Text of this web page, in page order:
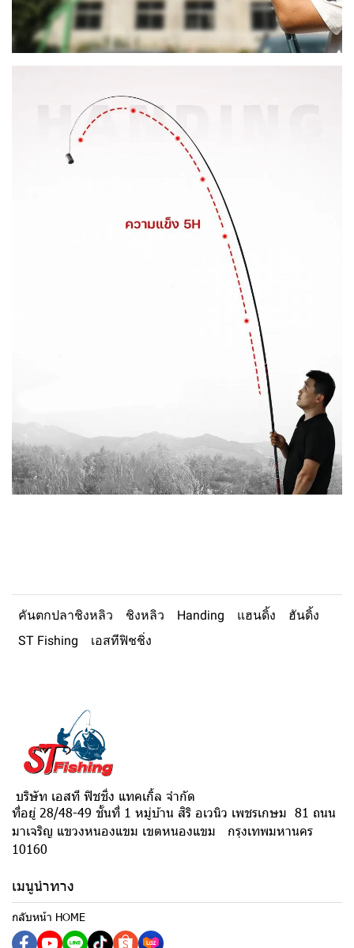
คันตกปลาชิงหลิว ชิงหลิว Handing แฮนดิ้ง
ฮันดิ้ง
ST Fishing
เอสทีฟิชชิ่ง
บริษัท เอสที ฟิชชิ่ง แทคเกิ้ล จำกัด
ที่อยู่ 28/48-49 ชั้นที่ 1 หมู่บ้าน สิริ อเวนิว เพชรเกษม 81 ถนน
มาเจริญ แขวงหนองแขม เขตหนองแขม กรุงเทพมหานคร
10160
เมนูนำทาง
กลับหน้า HOME